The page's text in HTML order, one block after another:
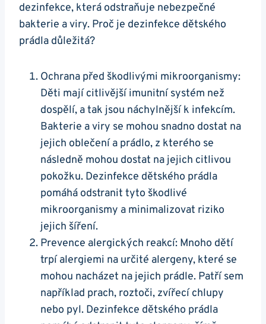
dezinfekce, která odstraňuje nebezpečné
bakterie a viry. Proč je dezinfekce dětského
prádla důležitá?
Ochrana před škodlivými mikroorganismy:
Děti mají citlivější imunitní systém než
dospělí, a tak jsou náchylnější k infekcím.
Bakterie a viry se mohou snadno dostat na
jejich oblečení a prádlo, z kterého se
následně mohou dostat na jejich citlivou
pokožku. Dezinfekce dětského prádla
pomáhá odstranit tyto škodlivé
mikroorganismy a minimalizovat riziko
jejich šíření.
Prevence alergických reakcí: Mnoho dětí
trpí alergiemi na určité alergeny, které se
mohou nacházet na jejich prádle. Patří sem
například prach, roztoči, zvířecí chlupy
nebo pyl. Dezinfekce dětského prádla